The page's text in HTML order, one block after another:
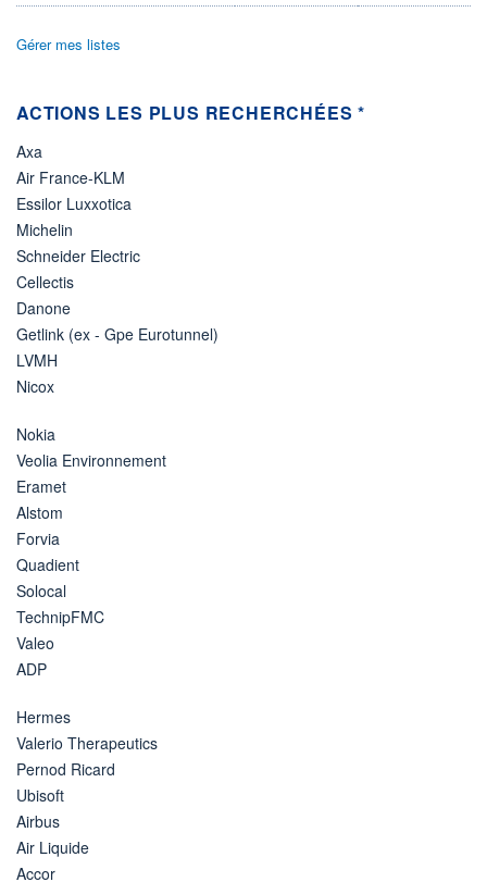
Gérer mes listes
ACTIONS LES PLUS RECHERCHÉES *
Axa
Air France-KLM
Essilor Luxxotica
Michelin
Schneider Electric
Cellectis
Danone
Getlink (ex - Gpe Eurotunnel)
LVMH
Nicox
Nokia
Veolia Environnement
Eramet
Alstom
Forvia
Quadient
Solocal
TechnipFMC
Valeo
ADP
Hermes
Valerio Therapeutics
Pernod Ricard
Ubisoft
Airbus
Air Liquide
Accor